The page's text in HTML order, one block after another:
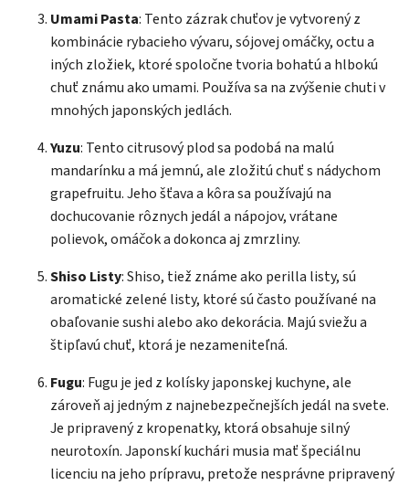
Umami Pasta: Tento zázrak chuťov je vytvorený z
kombinácie rybacieho vývaru, sójovej omáčky, octu a
iných zložiek, ktoré spoločne tvoria bohatú a hlbokú
chuť známu ako umami. Používa sa na zvýšenie chuti v
mnohých japonských jedlách.
Yuzu: Tento citrusový plod sa podobá na malú
mandarínku a má jemnú, ale zložitú chuť s nádychom
grapefruitu. Jeho šťava a kôra sa používajú na
dochucovanie rôznych jedál a nápojov, vrátane
polievok, omáčok a dokonca aj zmrzliny.
Shiso Listy: Shiso, tiež známe ako perilla listy, sú
aromatické zelené listy, ktoré sú často používané na
obaľovanie sushi alebo ako dekorácia. Majú sviežu a
štipľavú chuť, ktorá je nezameniteľná.
Fugu: Fugu je jed z kolísky japonskej kuchyne, ale
zároveň aj jedným z najnebezpečnejších jedál na svete.
Je pripravený z kropenatky, ktorá obsahuje silný
neurotoxín. Japonskí kuchári musia mať špeciálnu
licenciu na jeho prípravu, pretože nesprávne pripravený